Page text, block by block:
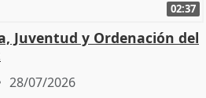
02:37
Juventud y Ordenación del
28/07/2026